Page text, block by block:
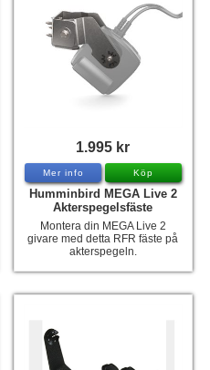
1.995 kr
Mer info Köp
Humminbird MEGA Live 2
Akterspegelsfäste
Montera din MEGA Live 2
givare med detta RFR fäste på
akterspegeln.